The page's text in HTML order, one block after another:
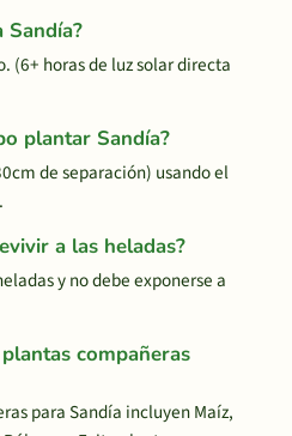
Sandía?
(6+ horas de luz solar directa
plantar Sandía?
de separación) usando el
a las heladas?
y no debe exponerse a
compañeras
para Sandía incluyen Maíz,